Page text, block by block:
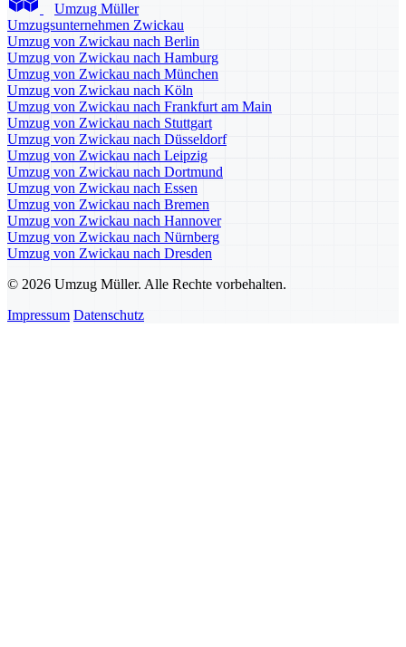
Umzug Müller
Umzugsunternehmen Zwickau
Umzug von Zwickau nach Berlin
Umzug von Zwickau nach Hamburg
Umzug von Zwickau nach München
Umzug von Zwickau nach Köln
Umzug von Zwickau nach Frankfurt am Main
Umzug von Zwickau nach Stuttgart
Umzug von Zwickau nach Düsseldorf
Umzug von Zwickau nach Leipzig
Umzug von Zwickau nach Dortmund
Umzug von Zwickau nach Essen
Umzug von Zwickau nach Bremen
Umzug von Zwickau nach Hannover
Umzug von Zwickau nach Nürnberg
Umzug von Zwickau nach Dresden
© 2026 Umzug Müller. Alle Rechte vorbehalten.
Impressum Datenschutz